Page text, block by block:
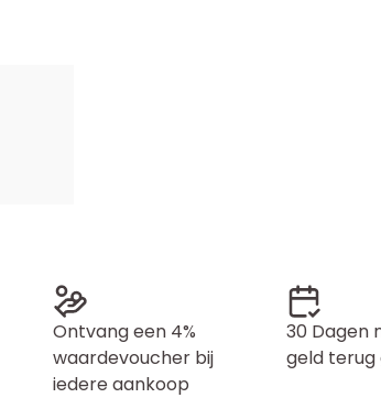
Ontvang een 4%
waardevoucher bij
iedere aankoop
30 Dagen
geld